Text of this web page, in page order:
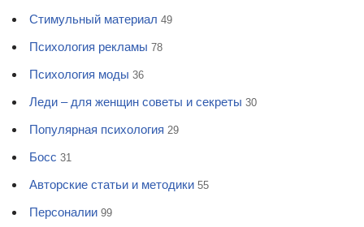
Стимульный материал 49
Психология рекламы 78
Психология моды 36
Леди – для женщин советы и секреты 30
Популярная психология 29
Босс 31
Авторские статьи и методики 55
Персоналии 99